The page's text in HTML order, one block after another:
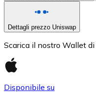
Dettagli prezzo Uniswap
Scarica il nostro Wallet
Disponibile su